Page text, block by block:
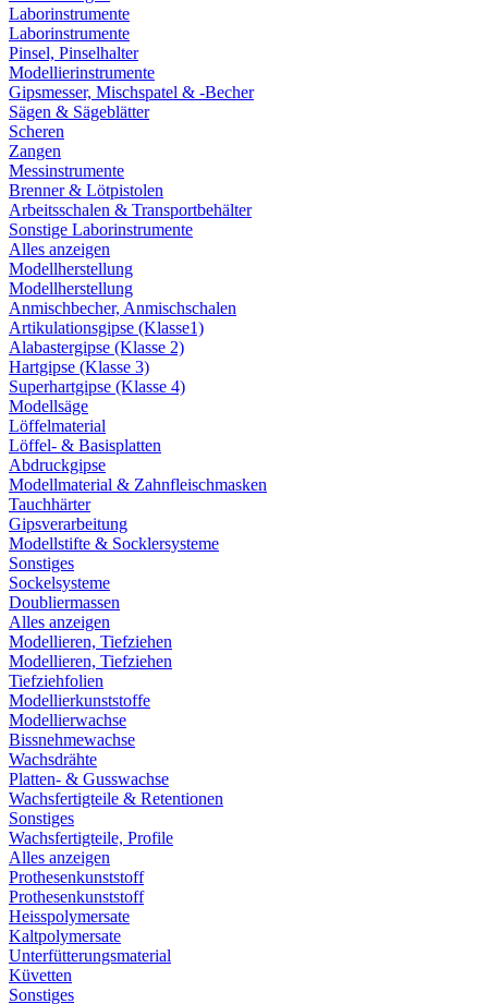
Laborinstrumente
Laborinstrumente
Pinsel, Pinselhalter
Modellierinstrumente
Gipsmesser, Mischspatel & -Becher
Sägen & Sägeblätter
Scheren
Zangen
Messinstrumente
Brenner & Lötpistolen
Arbeitsschalen & Transportbehälter
Sonstige Laborinstrumente
Alles anzeigen
Modellherstellung
Modellherstellung
Anmischbecher, Anmischschalen
Artikulationsgipse (Klasse1)
Alabastergipse (Klasse 2)
Hartgipse (Klasse 3)
Superhartgipse (Klasse 4)
Modellsäge
Löffelmaterial
Löffel- & Basisplatten
Abdruckgipse
Modellmaterial & Zahnfleischmasken
Tauchhärter
Gipsverarbeitung
Modellstifte & Socklersysteme
Sonstiges
Sockelsysteme
Doubliermassen
Alles anzeigen
Modellieren, Tiefziehen
Modellieren, Tiefziehen
Tiefziehfolien
Modellierkunststoffe
Modellierwachse
Bissnehmewachse
Wachsdrähte
Platten- & Gusswachse
Wachsfertigteile & Retentionen
Sonstiges
Wachsfertigteile, Profile
Alles anzeigen
Prothesenkunststoff
Prothesenkunststoff
Heisspolymersate
Kaltpolymersate
Unterfütterungsmaterial
Küvetten
Sonstiges